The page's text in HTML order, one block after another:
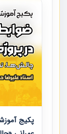
پکیج